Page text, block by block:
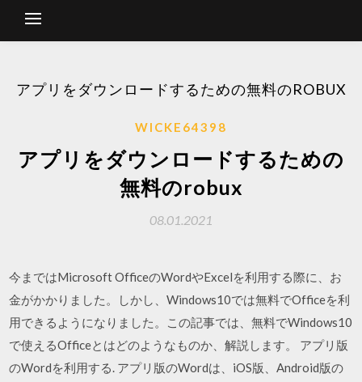
アプリをダウンロードするための無料のROBUX
WICKE64398
アプリをダウンロードするための
無料のrobux
08.01.2021
今まではMicrosoft OfficeのWordやExcelを利用する際に、お
金がかかりました。しかし、Windows10では無料でOfficeを利
用できるようになりました。この記事では、無料でWindows10
で使えるOfficeとはどのようなものか、解説します。 アプリ版
のWordを利用する. アプリ版のWordは、iOS版、Android版の